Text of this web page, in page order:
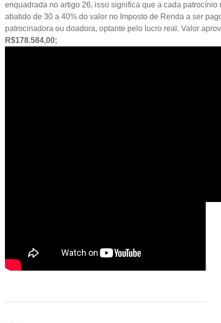
enquadrada no artigo 26, isso significa que a cada patrocínio
abatido de 30 a 40% do valor no Imposto de Renda a ser
patrocinadora ou doadora, optante pelo lucro real. Valor
R$178.584,00;